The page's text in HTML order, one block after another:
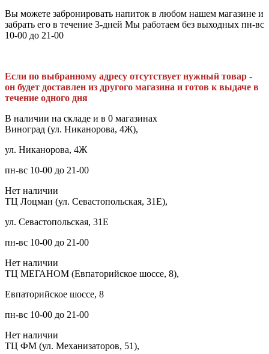
Вы можете забронировать напиток в любом нашем магазине и
забрать его в течение 3-дней Мы работаем без выходных пн-вс
10-00 до 21-00
Если по выбранному адресу отсутствует нужный товар -
он будет доставлен из другого магазина и готов к выдаче в
течение одного дня
В наличии на складе и в 0 магазинах
Виноград (ул. Никанорова, 4Ж),
ул. Никанорова, 4Ж
пн-вс 10-00 до 21-00
Нет наличии
ТЦ Лоцман (ул. Севастопольская, 31Е),
ул. Севастопольская, 31Е
пн-вс 10-00 до 21-00
Нет наличии
ТЦ МЕГАНОМ (Евпаторийское шоссе, 8),
Евпаторийское шоссе, 8
пн-вс 10-00 до 21-00
Нет наличии
ТЦ ФМ (ул. Механизаторов, 51),